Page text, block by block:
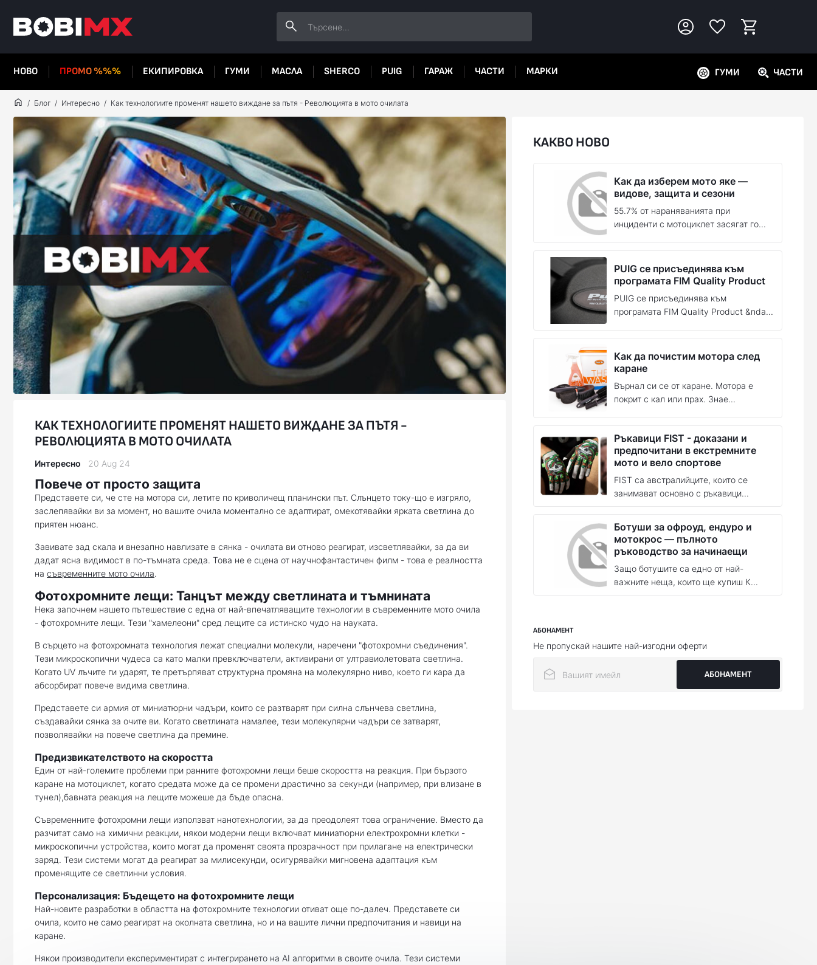
НОВО ПРОМО %%% ЕКИПИРОВКА ГУМИ МАСЛА SHERCO PUIG ГАРАЖ ЧАСТИ МАРКИ ГУМИ ЧАСТИ
Блог Интересно Как технологиите променят нашето виждане за пътя - Революцията в мото очилата
КАК ТЕХНОЛОГИИТЕ ПРОМЕНЯТ НАШЕТО ВИЖДАНЕ ЗА ПЪТЯ -
РЕВОЛЮЦИЯТА В МОТО ОЧИЛАТА
Интересно 20 Aug 24
Повече от просто защита
Представете си, че сте на мотора си, летите по криволичещ планински път. Слънцето току-що е изгряло,
заслепявайки ви за момент, но вашите очила моментално се адаптират, омекотявайки ярката светлина до
приятен нюанс.
Завивате зад скала и внезапно навлизате в сянка - очилата ви отново реагират, изсветлявайки, за да ви
дадат ясна видимост в по-тъмната среда. Това не е сцена от научнофантастичен филм - това е реалността
на съвременните мото очила.
Фотохромните лещи: Танцът между светлината и тъмнината
Нека започнем нашето пътешествие с една от най-впечатляващите технологии в съвременните мото очила
- фотохромните лещи. Тези "хамелеони" сред лещите са истинско чудо на науката.
В сърцето на фотохромната технология лежат специални молекули, наречени "фотохромни съединения".
Тези микроскопични чудеса са като малки превключватели, активирани от ултравиолетовата светлина.
Когато UV лъчите ги ударят, те претърпяват структурна промяна на молекулярно ниво, което ги кара да
абсорбират повече видима светлина.
Представете си армия от миниатюрни чадъри, които се разтварят при силна слънчева светлина,
създавайки сянка за очите ви. Когато светлината намалее, тези молекулярни чадъри се затварят,
позволявайки на повече светлина да премине.
Предизвикателството на скоростта
Един от най-големите проблеми при ранните фотохромни лещи беше скоростта на реакция. При бързото
каране на мотоциклет, когато средата може да се промени драстично за секунди (например, при влизане в
тунел),бавната реакция на лещите можеше да бъде опасна.
Съвременните фотохромни лещи използват нанотехнологии, за да преодолеят това ограничение. Вместо да
разчитат само на химични реакции, някои модерни лещи включват миниатюрни електрохромни клетки -
микроскопични устройства, които могат да променят своята прозрачност при прилагане на електрически
заряд. Тези системи могат да реагират за милисекунди, осигурявайки мигновена адаптация към
променящите се светлинни условия.
Персонализация: Бъдещето на фотохромните лещи
Най-новите разработки в областта на фотохромните технологии отиват още по-далеч. Представете си
очила, които не само реагират на околната светлина, но и на вашите лични предпочитания и навици на
каране.
Някои производители експериментират с интегрирането на AI алгоритми в своите очила. Тези системи
КАКВО НОВО
Как да изберем мото яке —
видове, защита и сезони
55.7% от нараняванията при
инциденти с мотоциклет засягат го...
PUIG се присъединява към
програмата FIM Quality Product
PUIG се присъединява към
програмата FIM Quality Product &nda...
Как да почистим мотора след
каране
Върнал си се от каране. Мотора е
покрит с кал или прах. Знае...
Ръкавици FIST - доказани и
предпочитани в екстремните
мото и вело спортове
FIST са австралийците, които се
занимават основно с ръкавици...
Ботуши за офроуд, ендуро и
мотокрос — пълното
ръководство за начинаещи
Защо ботушите са едно от най-
важните неща, които ще купиш К...
АБОНАМЕНТ
Не пропускай нашите най-изгодни оферти
АБОНАМЕНТ